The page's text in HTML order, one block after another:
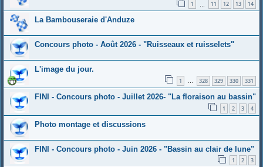
1 11 12 13 14
La Bambouseraie d'Anduze
Concours photo - Août 2026 - "Ruisseaux et ruisselets"
L'image du jour.
1 … 328 329 330 331
FINI - Concours photo - Juillet 2026- "La floraison au bassin"
1 2 3 4
Photo montage et discussions
FINI - Concours photo - Juin 2026 - "Bassin au clair de lune"
1 2 3